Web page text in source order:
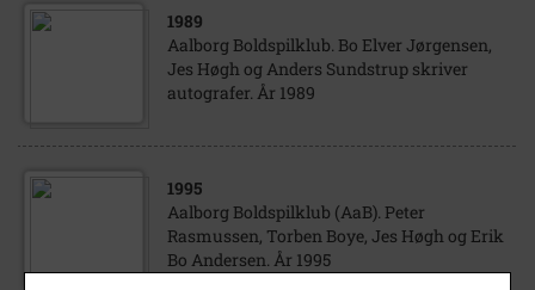
1989
Aalborg Boldspilklub. Bo Elver Jørgensen,
Jes Høgh og Anders Sundstrup skriver
autografer. År 1989
1995
Aalborg Boldspilklub (AaB). Peter
Rasmussen, Torben Boye, Jes Høgh og Erik
Bo Andersen. År 1995